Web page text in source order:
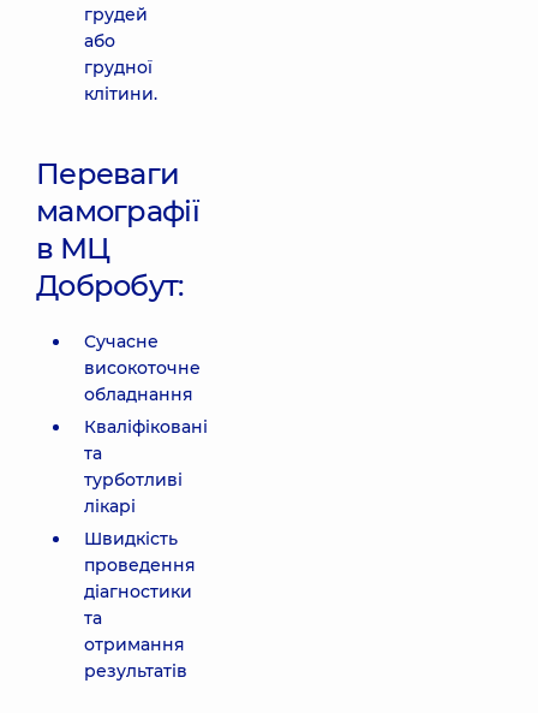
грудей
або
грудної
клітини.
Переваги
мамографії
в МЦ
Добробут:
Сучасне
високоточне
обладнання
Кваліфіковані
та
турботливі
лікарі
Швидкість
проведення
діагностики
та
отримання
результатів